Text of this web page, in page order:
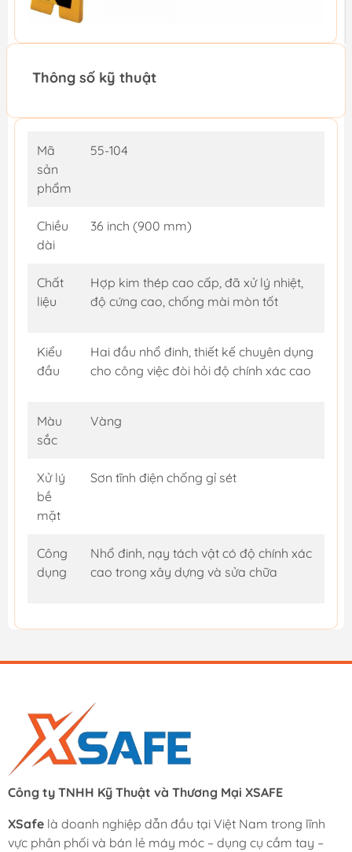
Thông số kỹ thuật
Mã
sản
phẩm
55-104
Chiều
dài
36 inch (900 mm)
Chất
liệu
Hợp kim thép cao cấp, đã xử lý nhiệt,
độ cứng cao, chống mài mòn tốt
Kiểu
đầu
Hai đầu nhổ đinh, thiết kế chuyên dụng
cho công việc đòi hỏi độ chính xác cao
Màu
sắc
Vàng
Xử lý
bề
mặt
Sơn tĩnh điện chống gỉ sét
Công
dụng
Nhổ đinh, nạy tách vật có độ chính xác
cao trong xây dựng và sửa chữa
Công ty TNHH Kỹ Thuật và Thương Mại XSAFE
XSafe là doanh nghiệp dẫn đầu tại Việt Nam trong lĩnh
vực phân phối và bán lẻ máy móc – dụng cụ cầm tay –